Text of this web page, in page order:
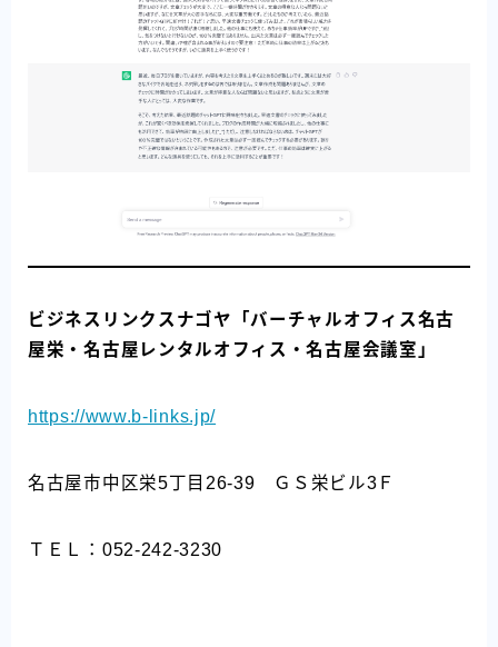
ビジネスリンクスナゴヤ「バーチャルオフィス名古
屋栄・名古屋レンタルオフィス・名古屋会議室」
https://www.b-links.jp/
名古屋市中区栄5丁目26-39 ＧＳ栄ビル3Ｆ
ＴＥＬ：052-242-3230